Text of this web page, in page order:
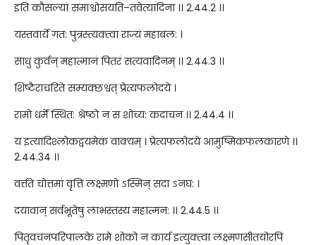
इति कौसल्यां समाश्वोसयति–तवेत्यादिना ।। 2.44.2 ।।
यस्तवार्ये गत: पुत्रस्त्यक्त्वा राज्यं महाबल: ।
साधु कुर्वन् महात्मानं पितरं सत्यवादिनम् ।। 2.44.3 ।।
शिष्टैराचरिते सम्यक्छश्वत् प्रेत्यफलोदये ।
रामो धर्मे स्थित: श्रेष्ठो न स शोच्य: कदाचन ।। 2.44.4 ।।
य इत्यादिश्लोकद्वयमेकं वाक्यम् । प्रेत्यफलोदये आमुष्मिकफलकारणे ।।
2.44.34 ।।
वर्त्तते चोत्तमां वृत्तिं लक्ष्मणो ऽस्मिन् सदा ऽनघ: ।
दयावान् सर्वभूतेषु लाभस्तस्य महात्मन: ।। 2.44.5 ।।
पितृवचनपरिपालके रामे शोको न कार्य इत्युक्त्वा लक्ष्मणसीतयोरपि